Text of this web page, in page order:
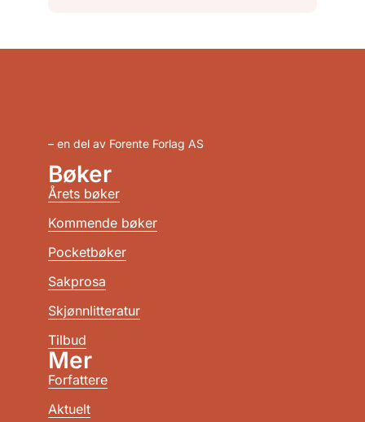
– en del av Forente Forlag AS
Bøker
Årets bøker
Kommende bøker
Pocketbøker
Sakprosa
Skjønnlitteratur
Tilbud
Mer
Forfattere
Aktuelt